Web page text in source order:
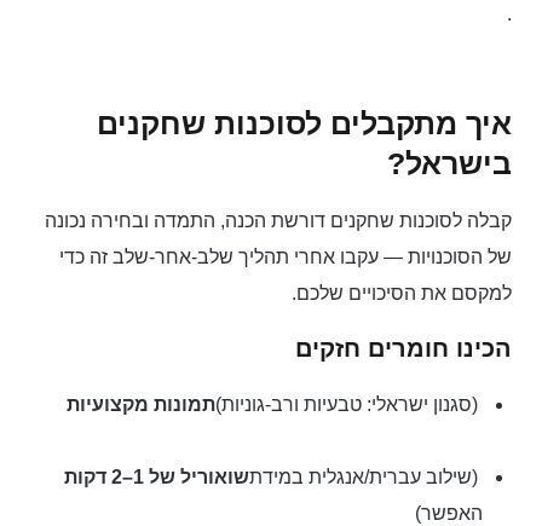
.
איך מתקבלים לסוכנות שחקנים
בישראל?
קבלה לסוכנות שחקנים דורשת הכנה, התמדה ובחירה נכונה
של הסוכנויות — עקבו אחרי תהליך שלב-אחר-שלב זה כדי
למקסם את הסיכויים שלכם.
הכינו חומרים חזקים
תמונות מקצועיות(סגנון ישראלי: טבעיות ורב-גוניות)
שואוריל של 1–2 דקות(שילוב עברית/אנגלית במידת
האפשר)